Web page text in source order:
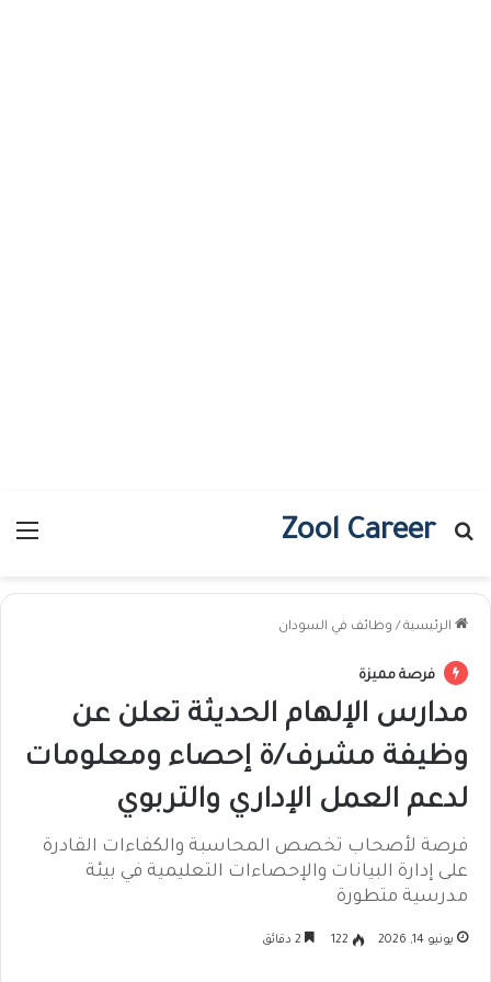
Zool Career
بحث عن
الرئيسية / وظائف في السودان
فرصة مميزة
مدارس الإلهام الحديثة تعلن عن
وظيفة مشرف/ة إحصاء ومعلومات
لدعم العمل الإداري والتربوي
فرصة لأصحاب تخصص المحاسبة والكفاءات القادرة
على إدارة البيانات والإحصاءات التعليمية في بيئة
مدرسية متطورة
يونيو 14, 2026 122